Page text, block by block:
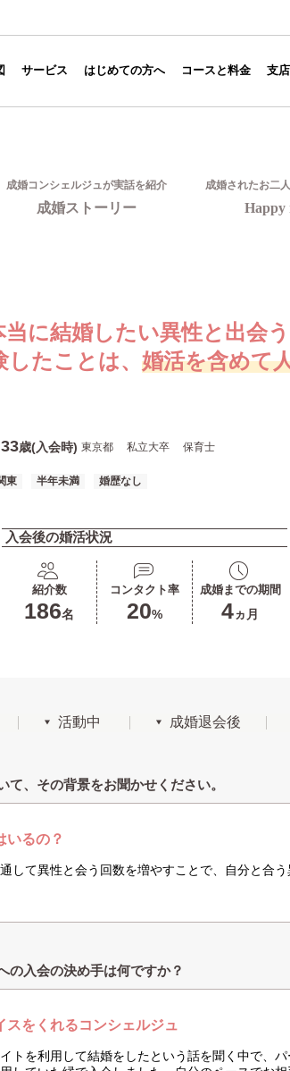
サービス はじめての方へ コースと料金 支
成婚コンシェルジュが実話を紹介
成婚ストーリー
成婚されたお二
Happy
に結婚したい異性と出会
たことは、 婚活を含めて
33歳(入会時) 東京都 私立大卒 保育士
東 半年未満 婚歴なし
入会後の婚活状況
紹介数
186名
コンタクト率
20%
成婚までの期間
4ヵ月
活動中 成婚退会後
て、その背景をお聞かせください。
いるの？
して異性と会う回数を増やすことで、自分と合
の入会の決め手は何ですか？
スをくれるコンシェルジュ
トを利用して結婚をしたという話を聞く中で、